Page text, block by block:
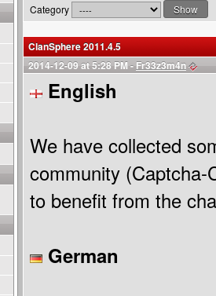
Category
ClanSphere 2011.4.5
2014-12-09 at 5:28 PM - Fr33z3m4n
English
We have collected
community
to benefit from the
German